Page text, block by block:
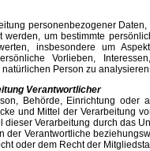
personenbezogener
werden, um bestimmte
insbesondere um
Vorlieben,
Person zu
Verantwortlicher
Behörde, Einrichtung oder
und Mittel der Verarbeitung
dieser Verarbeitung durch das
der Verantwortliche
oder dem Recht der